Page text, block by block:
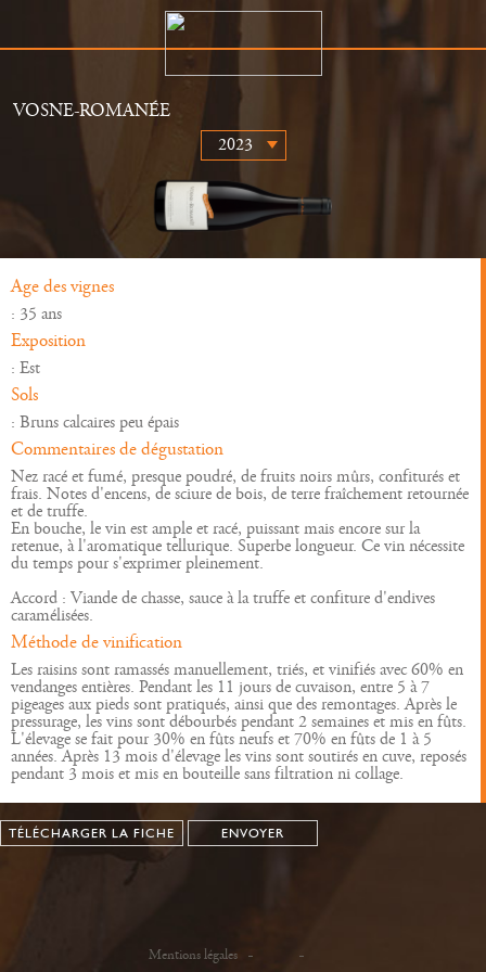
Vins
Actualités
VOSNE-ROMANÉE
Age des vignes
: 35 ans
Exposition
: Est
Sols
: Bruns calcaires peu épais
Commentaires de dégustation
Nez racé et fumé, presque poudré, de fruits noirs mûrs, confiturés et
frais. Notes d'encens, de sciure de bois, de terre fraîchement retournée
et de truffe.
En bouche, le vin est ample et racé, puissant mais encore sur la
retenue, à l'aromatique tellurique. Superbe longueur. Ce vin nécessite
du temps pour s'exprimer pleinement.
Accord : Viande de chasse, sauce à la truffe et confiture d'endives
caramélisées.
Méthode de vinification
Les raisins sont ramassés manuellement, triés, et vinifiés avec 60% en
vendanges entières. Pendant les 11 jours de cuvaison, entre 5 à 7
pigeages aux pieds sont pratiqués, ainsi que des remontages. Après le
pressurage, les vins sont débourbés pendant 2 semaines et mis en fûts.
L'élevage se fait pour 30% en fûts neufs et 70% en fûts de 1 à 5
années. Après 13 mois d'élevage les vins sont soutirés en cuve, reposés
pendant 3 mois et mis en bouteille sans filtration ni collage.
TÉLÉCHARGER LA FICHE ENVOYER
Mentions légales